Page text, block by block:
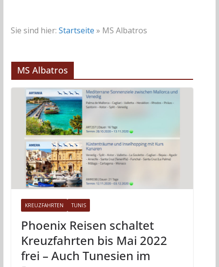
Sie sind hier: Startseite » MS Albatros
MS Albatros
KREUZFAHRTEN TUNIS
Phoenix Reisen schaltet
Kreuzfahrten bis Mai 2022
frei – Auch Tunesien im